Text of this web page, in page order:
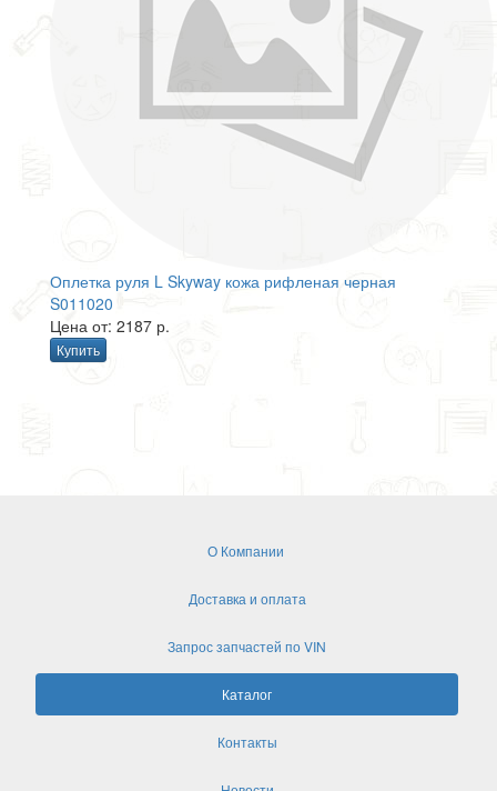
Оплетка руля L Skyway кожа рифленая черная
S011020
Цена от: 2187 р.
Купить
О Компании
Доставка и оплата
Запрос запчастей по VIN
Каталог
Контакты